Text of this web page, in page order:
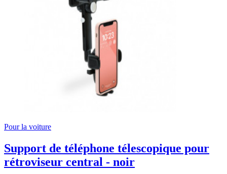
Pour la voiture
Support de téléphone télescopique pour
rétroviseur central - noir